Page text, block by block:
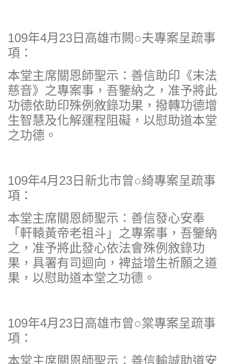
109年4月23日高雄市闕○夫專案呈疏事
項：
本堂主席關恩師聖示：善信助印《末法
慈音》之專案事，吾鑒納之，准予將此
功德依助印殊例敘錄功果，撥轉功德增
生智慧及化解運程阻礙，以慰助道本堂
之功德。
109年4月23日新北市曾○綺專案呈疏事
項：
本堂主席關恩師聖示：善信發心安奉
「軒轅黃帝老祖斗」之專案事，吾鑒納
之，准予將此發心依法會殊例敘錄功
果，具署有司迴向，裨益增生祈願之道
果，以慰助道本堂之功德。
109年4月23日高雄市曾○棠專案呈疏事
項：
本堂主席關恩師聖示：善信輸誠助道安